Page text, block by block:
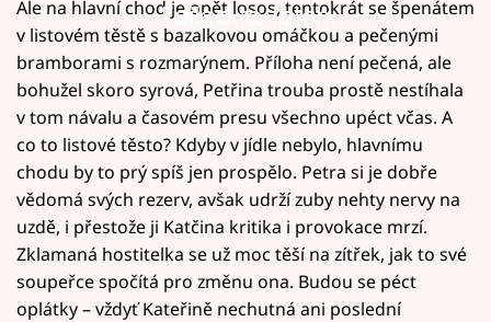
Failed to fetch
Ale na hlavní chod je opět losos, tentokrát se špenátem
v listovém těstě s bazalkovou omáčkou a pečenými
bramborami s rozmarýnem. Příloha není pečená, ale
bohužel skoro syrová, Petřina trouba prostě nestíhala
v tom návalu a časovém presu všechno upéct včas. A
co to listové těsto? Kdyby v jídle nebylo, hlavnímu
chodu by to prý spíš jen prospělo. Petra si je dobře
vědomá svých rezerv, avšak udrží zuby nehty nervy na
uzdě, i přestože ji Katčina kritika i provokace mrzí.
Zklamaná hostitelka se už moc těší na zítřek, jak to své
soupeřce spočítá pro změnu ona. Budou se péct
oplátky – vždyť Kateřině nechutná ani poslední